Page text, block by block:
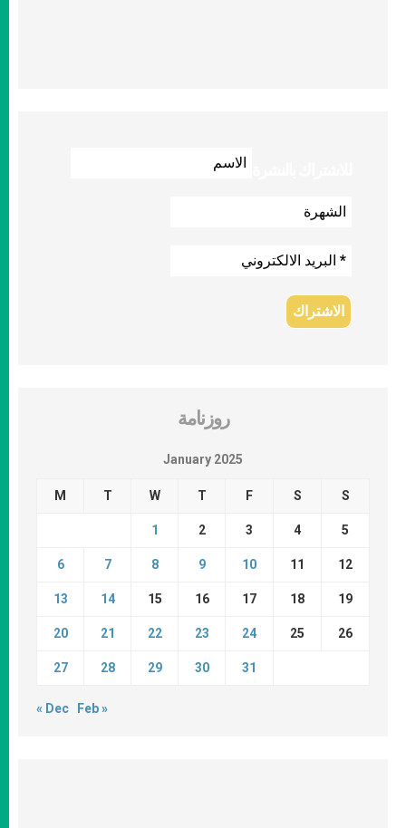
روزنامة
January 2025
M T W T F S S
1 2 3 4 5
6 7 8 9 10 11 12
13 14 15 16 17 18 19
20 21 22 23 24 25 26
27 28 29 30 31
« Dec Feb »